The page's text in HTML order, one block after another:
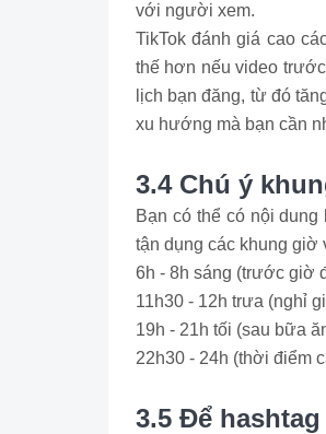
với người xem.
TikTok đánh giá cao
thế hơn nếu video
lịch bạn đăng, từ đó
xu hướng mà bạn cần
3.4 Chú ý
Bạn có thể có nội
tận dụng các khung giờ
6h - 8h sáng (trước giờ
11h30 - 12h trưa (nghỉ
19h - 21h tối (sau bữa
22h30 - 24h (thời điểm
3.5 Để